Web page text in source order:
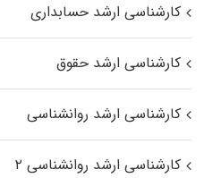
کارشناسی ارشد حسابداری
کارشناسی ارشد حقوق
کارشناسی ارشد روانشناسی
کارشناسی ارشد روانشناسی ۲